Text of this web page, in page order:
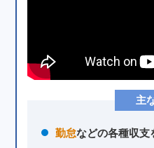
主
勤怠などの各種収支